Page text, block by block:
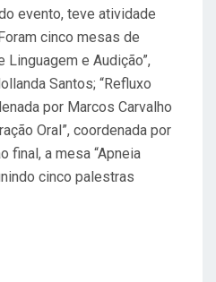
evento, teve atividade
cinco mesas de
Linguagem e Audição”,
Santos; “Refluxo
por Marcos Carvalho
Oral”, coordenada por
final, a mesa “Apneia
cinco palestras